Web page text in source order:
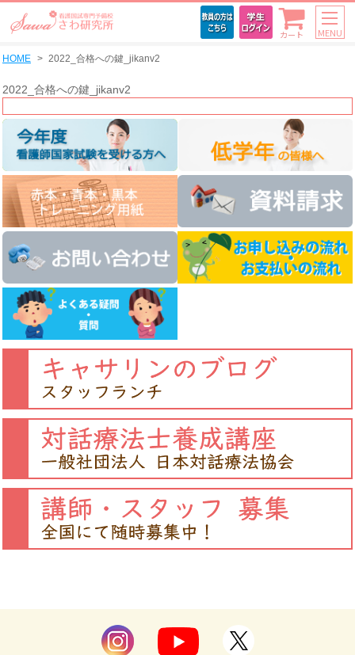
カート MENU
HOME 2022_合格への鍵_jikanv2
2022_合格への鍵_jikanv2